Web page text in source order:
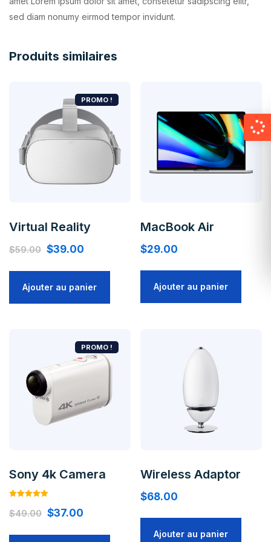
sed diam nonumy eirmod tempor invidunt.
Produits similaires
PROMO !
Virtual Reality
$59.00 Original
$59.00.
$39.00
$39.00.
Ajouter au panier
MacBook Air
$29.00
Ajouter au panier
PROMO !
Sony 4k Camera
5.00
sur 5
$49.00 Original
$37.00
Wireless Adaptor
$68.00
Ajouter au panier